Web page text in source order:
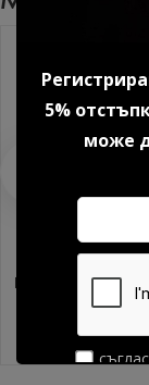
5%
може
Касетка игла 1-
1 20 бр.
43.46 €